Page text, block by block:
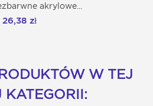
akrylowe...
26,38 zł
W TEJ
KATEGORII: